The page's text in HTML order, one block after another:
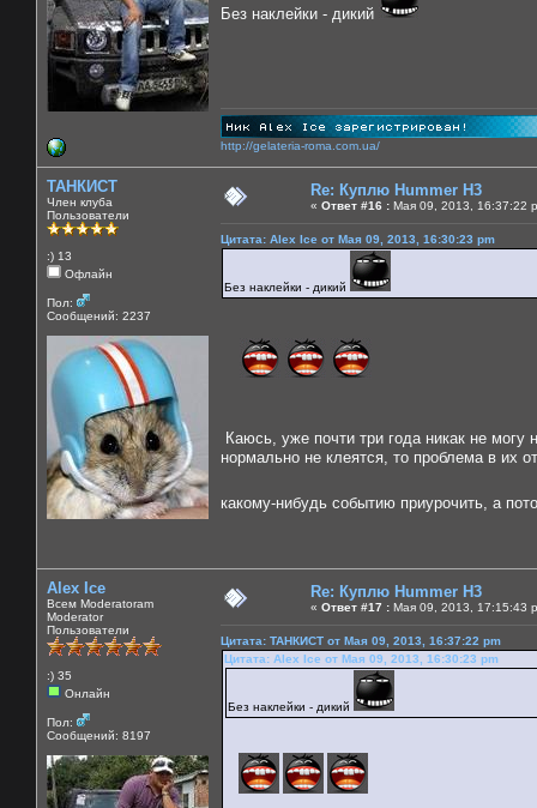
Без наклейки - дикий
http://gelateria-roma.com.ua/
ТАНКИСТ
Член клуба
Пользователи
:) 13
Офлайн
Пол:
Сообщений: 2237
Re: Куплю Hummer H3
« Ответ #16 : Мая 09, 2013, 16:37:22
Цитата: Alex Ice от Мая 09, 2013, 16:30:23 pm
Без наклейки - дикий
Каюсь, уже почти три года никак не могу
нормально не клеятся, то проблема в их
какому-нибудь событию приурочить, а
Alex Ice
Всем Moderatoram
Moderator
Пользователи
:) 35
Онлайн
Пол:
Сообщений: 8197
Re: Куплю Hummer H3
« Ответ #17 : Мая 09, 2013, 17:15:43
Цитата: ТАНКИСТ от Мая 09, 2013, 16:37:22 pm
Цитата: Alex Ice от Мая 09, 2013, 16:30:23 pm
Без наклейки - дикий